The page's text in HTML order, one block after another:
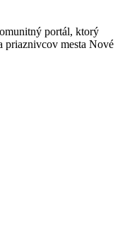
portál, ktorý
priaznivcov mesta Nové